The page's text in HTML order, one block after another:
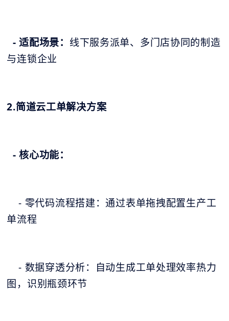
- 适配场景： 线下服务派单、多门店协同的制造
与连锁企业
2.简道云工单解决方案
- 核心功能：
- 零代码流程搭建：通过表单拖拽配置生产工
单流程
- 数据穿透分析：自动生成工单处理效率热力
图，识别瓶颈环节